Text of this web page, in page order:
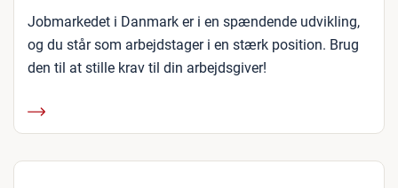
Jobmarkedet i Danmark er i en spændende udvikling,
og du står som arbejdstager i en stærk position. Brug
den til at stille krav til din arbejdsgiver!